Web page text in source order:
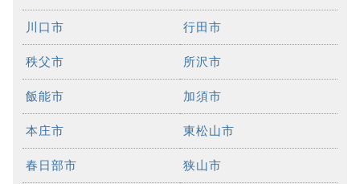
川口市 行田市
秩父市 所沢市
飯能市 加須市
本庄市 東松山市
春日部市 狭山市